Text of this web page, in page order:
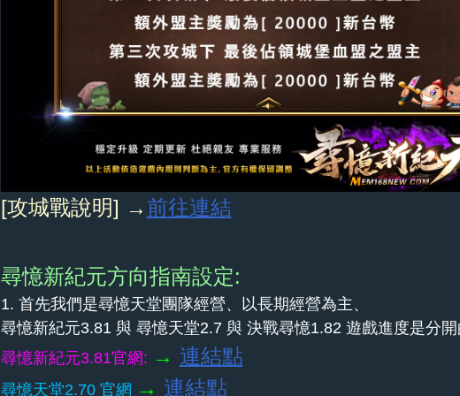
[攻城戰說明] →前往連結
尋憶新紀元方向指南設定:
1. 首先我們是尋憶天堂團隊經營、以長期經營為主、
尋憶新紀元3.81 與 尋憶天堂2.7 與 決戰尋憶1.82 遊戲進度是分
尋憶新紀元3.81官網: → 連結點
尋憶天堂2.70 官網 → 連結點